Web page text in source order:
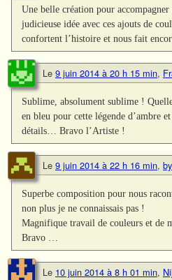
Une belle création pour
judicieuse idée avec ces ajouts de
confortent l’histoire et nous fait
Le 9 juin 2014 à 20 h 15 min,
Sublime, absolument sublime !
en bleu pour cette légende d’ambre
détails… Bravo l’Artiste !
Le 9 juin 2014 à 22 h 16 min,
Superbe composition pour nous
non plus je ne connaissais pas !
Magnifique travail de couleurs et de
Bravo …
Le 10 juin 2014 à 8 h 01 min,